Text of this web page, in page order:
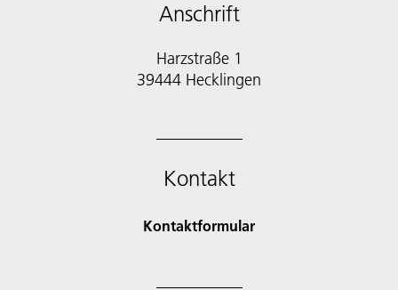
Anschrift
Harzstraße 1
39444 Hecklingen
Kontakt
Kontaktformular